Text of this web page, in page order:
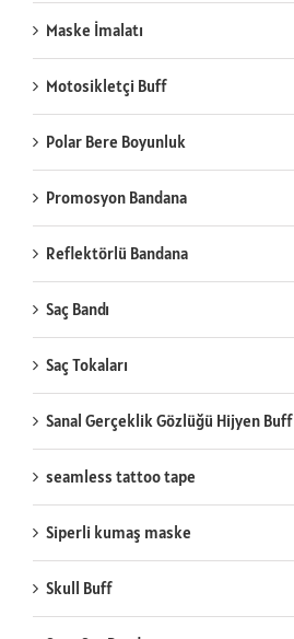
Maske İmalatı
Motosikletçi Buff
Polar Bere Boyunluk
Promosyon Bandana
Reflektörlü Bandana
Saç Bandı
Saç Tokaları
Sanal Gerçeklik Gözlüğü Hijyen Buff
seamless tattoo tape
Siperli kumaş maske
Skull Buff